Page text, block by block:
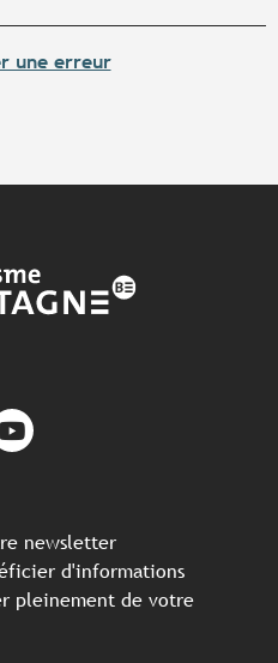
une erreur
newsletter
d'informations
pleinement de votre